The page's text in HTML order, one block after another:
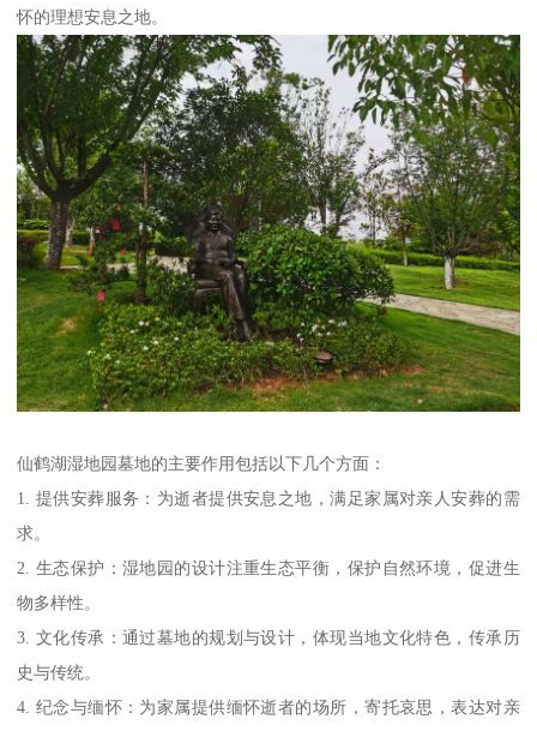
怀的理想安息之地。
仙鹤湖湿地园墓地的主要作用包括以下几个方面：
1. 提供安葬服务：为逝者提供安息之地，满足家属对亲人安葬的需
求。
2. 生态保护：湿地园的设计注重生态平衡，保护自然环境，促进生
物多样性。
3. 文化传承：通过墓地的规划与设计，体现当地文化特色，传承历
史与传统。
4. 纪念与缅怀：为家属提供缅怀逝者的场所，寄托哀思，表达对亲